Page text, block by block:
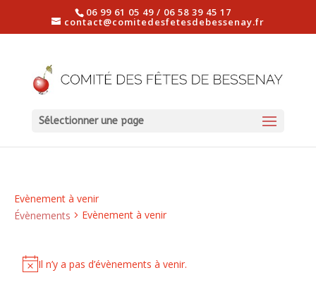
06 99 61 05 49 / 06 58 39 45 17
contact@comitedesfetesdebessenay.fr
Sélectionner une page
Evènement à venir
Évènements
Evènement à venir
Évènements
for
Notice
Il n’y a pas d’évènements à venir.